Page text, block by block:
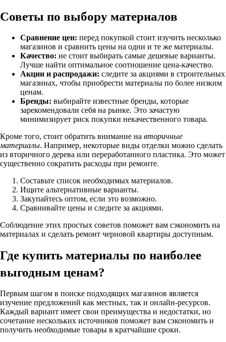
Советы по выбору материалов
Сравнение цен: перед покупкой стоит изучить несколько
магазинов и сравнить цены на одни и те же материалы.
Качество: не стоит выбирать самые дешевые варианты.
Лучше найти оптимальное соотношение цена-качество.
Акции и распродажи: следите за акциями в строительных
магазинах, чтобы приобрести материалы по более низким
ценам.
Бренды: выбирайте известные бренды, которые
зарекомендовали себя на рынке. Это зачастую
минимизирует риск покупки некачественного товара.
Кроме того, стоит обратить внимание на вторичные
материалы. Например, некоторые виды отделки можно сделать
из вторичного дерева или переработанного пластика. Это может
существенно сократить расходы при ремонте.
Составьте список необходимых материалов.
Ищите альтернативные варианты.
Закупайтесь оптом, если это возможно.
Сравнивайте цены и следите за акциями.
Соблюдение этих простых советов поможет вам сэкономить на
материалах и сделать ремонт черновой квартиры доступным.
Где купить материалы по наиболее
выгодным ценам?
Первым шагом в поиске подходящих магазинов является
изучение предложений как местных, так и онлайн-ресурсов.
Каждый вариант имеет свои преимущества и недостатки, но
сочетание нескольких источников поможет вам сэкономить и
получить необходимые товары в кратчайшие сроки.